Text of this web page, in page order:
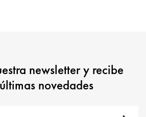
newsletter y recibe
novedades